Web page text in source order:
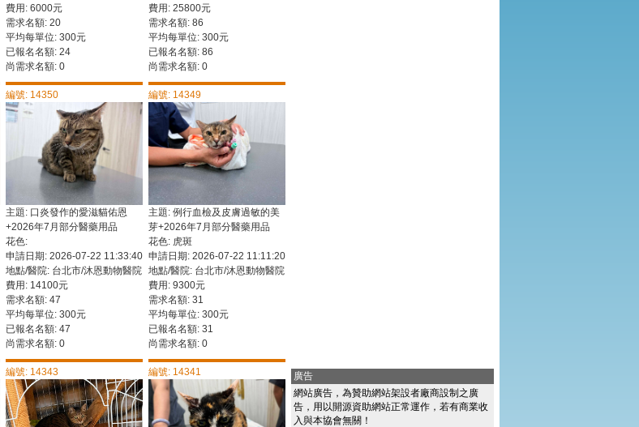
費用: 6000元
需求名額: 20
平均每單位: 300元
已報名名額: 24
尚需求名額: 0
費用: 25800元
需求名額: 86
平均每單位: 300元
已報名名額: 86
尚需求名額: 0
編號: 14350
主題: 口炎發作的愛滋貓佑恩
+2026年7月部分醫藥用品
花色:
申請日期: 2026-07-22 11:33:40
地點/醫院: 台北市/沐恩動物醫院
費用: 14100元
需求名額: 47
平均每單位: 300元
已報名名額: 47
尚需求名額: 0
編號: 14349
主題: 例行血檢及皮膚過敏的美
芽+2026年7月部分醫藥用品
花色: 虎斑
申請日期: 2026-07-22 11:11:20
地點/醫院: 台北市/沐恩動物醫院
費用: 9300元
需求名額: 31
平均每單位: 300元
已報名名額: 31
尚需求名額: 0
編號: 14343 編號: 14341
廣告
網站廣告，為贊助網站架設者廠商設制之廣
告，用以開源資助網站正常運作，若有商業收
入與本協會無關！